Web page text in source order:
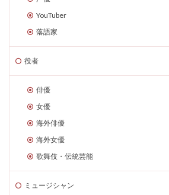
YouTuber
落語家
役者
俳優
女優
海外俳優
海外女優
歌舞伎・伝統芸能
ミュージシャン